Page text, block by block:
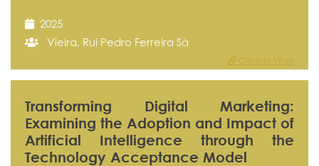
2025
Vieira, Rui Pedro Ferreira Sá
Ciência Vitae
Transforming Digital Marketing:
Examining the Adoption and Impact of
Artificial Intelligence through the
Technology Acceptance Model